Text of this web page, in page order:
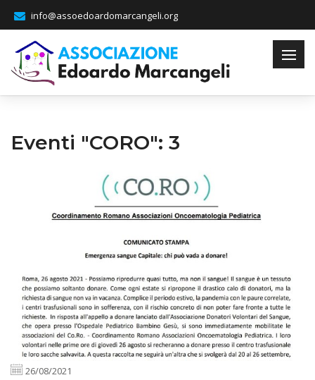
info@assoedoardomarcangeli.org
Eventi "CORO": 3
26/08/2021